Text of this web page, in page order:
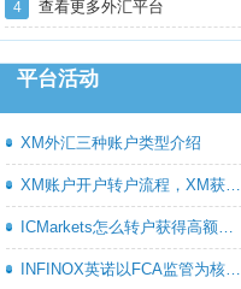
4 查看更多外汇平台
平台活动
XM外汇三种账户类型介绍
XM账户开户转户流程，XM获取高额返佣教程
ICMarkets怎么转户获得高额返佣呢？ICMark
INFINOX英诺以FCA监管为核心优势，持续优化